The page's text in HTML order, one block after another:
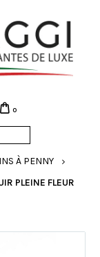
0
À PENNY
PLEINE FLEUR